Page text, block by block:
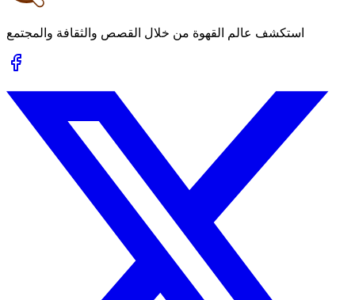
استكشف عالم القهوة من خلال القصص والثقافة والمجتمع